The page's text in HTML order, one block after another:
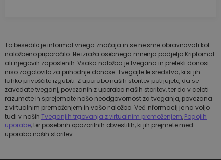
To besedilo je informativnega značaja in se ne sme obravnavati kot
naložbeno priporočilo. Ne izraža osebnega mnenja podjetja Kriptomat
ali njegovih zaposlenih. Vsaka naložba je tvegana in pretekli donosi
niso zagotovilo za prihodnje donose. Tvegajte le sredstva, ki si jih
lahko privoščite izgubiti. Z uporabo naših storitev potrjujete, da se
zavedate tveganj, povezanih z uporabo naših storitev, ter da v celoti
razumete in sprejemate našo neodgovornost za tveganja, povezana
z virtualnim premoženjem in vašo naložbo. Več informacij je na voljo
tudi v naših Tveganjih trgovanja z virtualnim premoženjem, Pogojih
uporabe, ter posebnih opozorilnih obvestilih, ki jih prejmete med
uporabo naših storitev.